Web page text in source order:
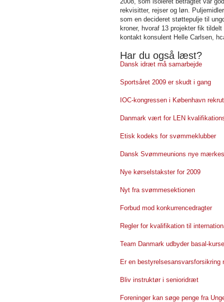
rekvisitter, rejser og løn.
som en decideret støttepulje til
kroner, hvoraf 13 projekter fik
kontakt konsulent Helle Carlsen,
Har du også læst?
Dansk idræt må samarbejde
Sportsåret 2009 er skudt i gang
IOC-kongressen i København
Danmark vært for LEN
Etisk kodeks for svømmeklubber
Dansk Svømmeunions nye
Nye kørselstakster for 2009
Nyt fra svømmesektionen
Forbud mod konkurrencedragter
Regler for kvalifikation til
Team Danmark udbyder basal-
Er en bestyrelsesansvarsforsikring
Bliv instruktør i senioridræt
Foreninger kan søge penge fra